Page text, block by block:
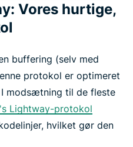
Vores hurtige,
buffering (selv med
protokol er optimeret
modsætning til de fleste
Lightway-protokol
hvilket gør den